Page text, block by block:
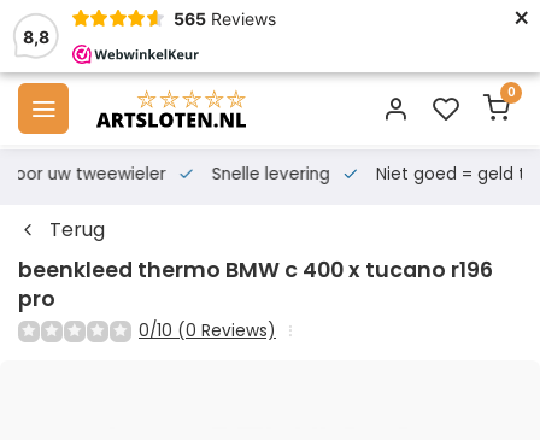
8,8
565 Reviews ×
0
voor uw tweewieler Snelle levering Niet goed = geld
Terug
beenkleed thermo BMW c 400 x tucano r196
pro
0/10 (0 Reviews)